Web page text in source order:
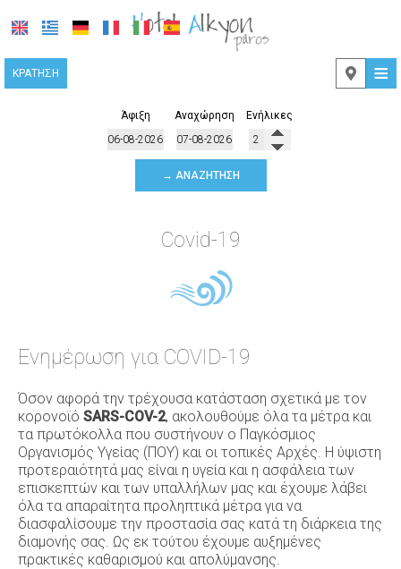
≡
ΚΡΆΤΗΣΗ
Άφιξη Αναχώρηση Ενήλικες
→ ΑΝΑΖΉΤΗΣΗ
Covid-19
Ενημέρωση για COVID-19
Όσον αφορά την τρέχουσα κατάσταση σχετικά με τον
κορονοϊό SARS-COV-2, ακολουθούμε όλα τα μέτρα και
τα πρωτόκολλα που συστήνουν ο Παγκόσμιος
Οργανισμός Υγείας (ΠΟΥ) και οι τοπικές Αρχές. Η ύψιστη
προτεραιότητά μας είναι η υγεία και η ασφάλεια των
επισκεπτών και των υπαλλήλων μας και έχουμε λάβει
όλα τα απαραίτητα προληπτικά μέτρα για να
διασφαλίσουμε την προστασία σας κατά τη διάρκεια της
διαμονής σας. Ως εκ τούτου έχουμε αυξημένες
πρακτικές καθαρισμού και απολύμανσης.